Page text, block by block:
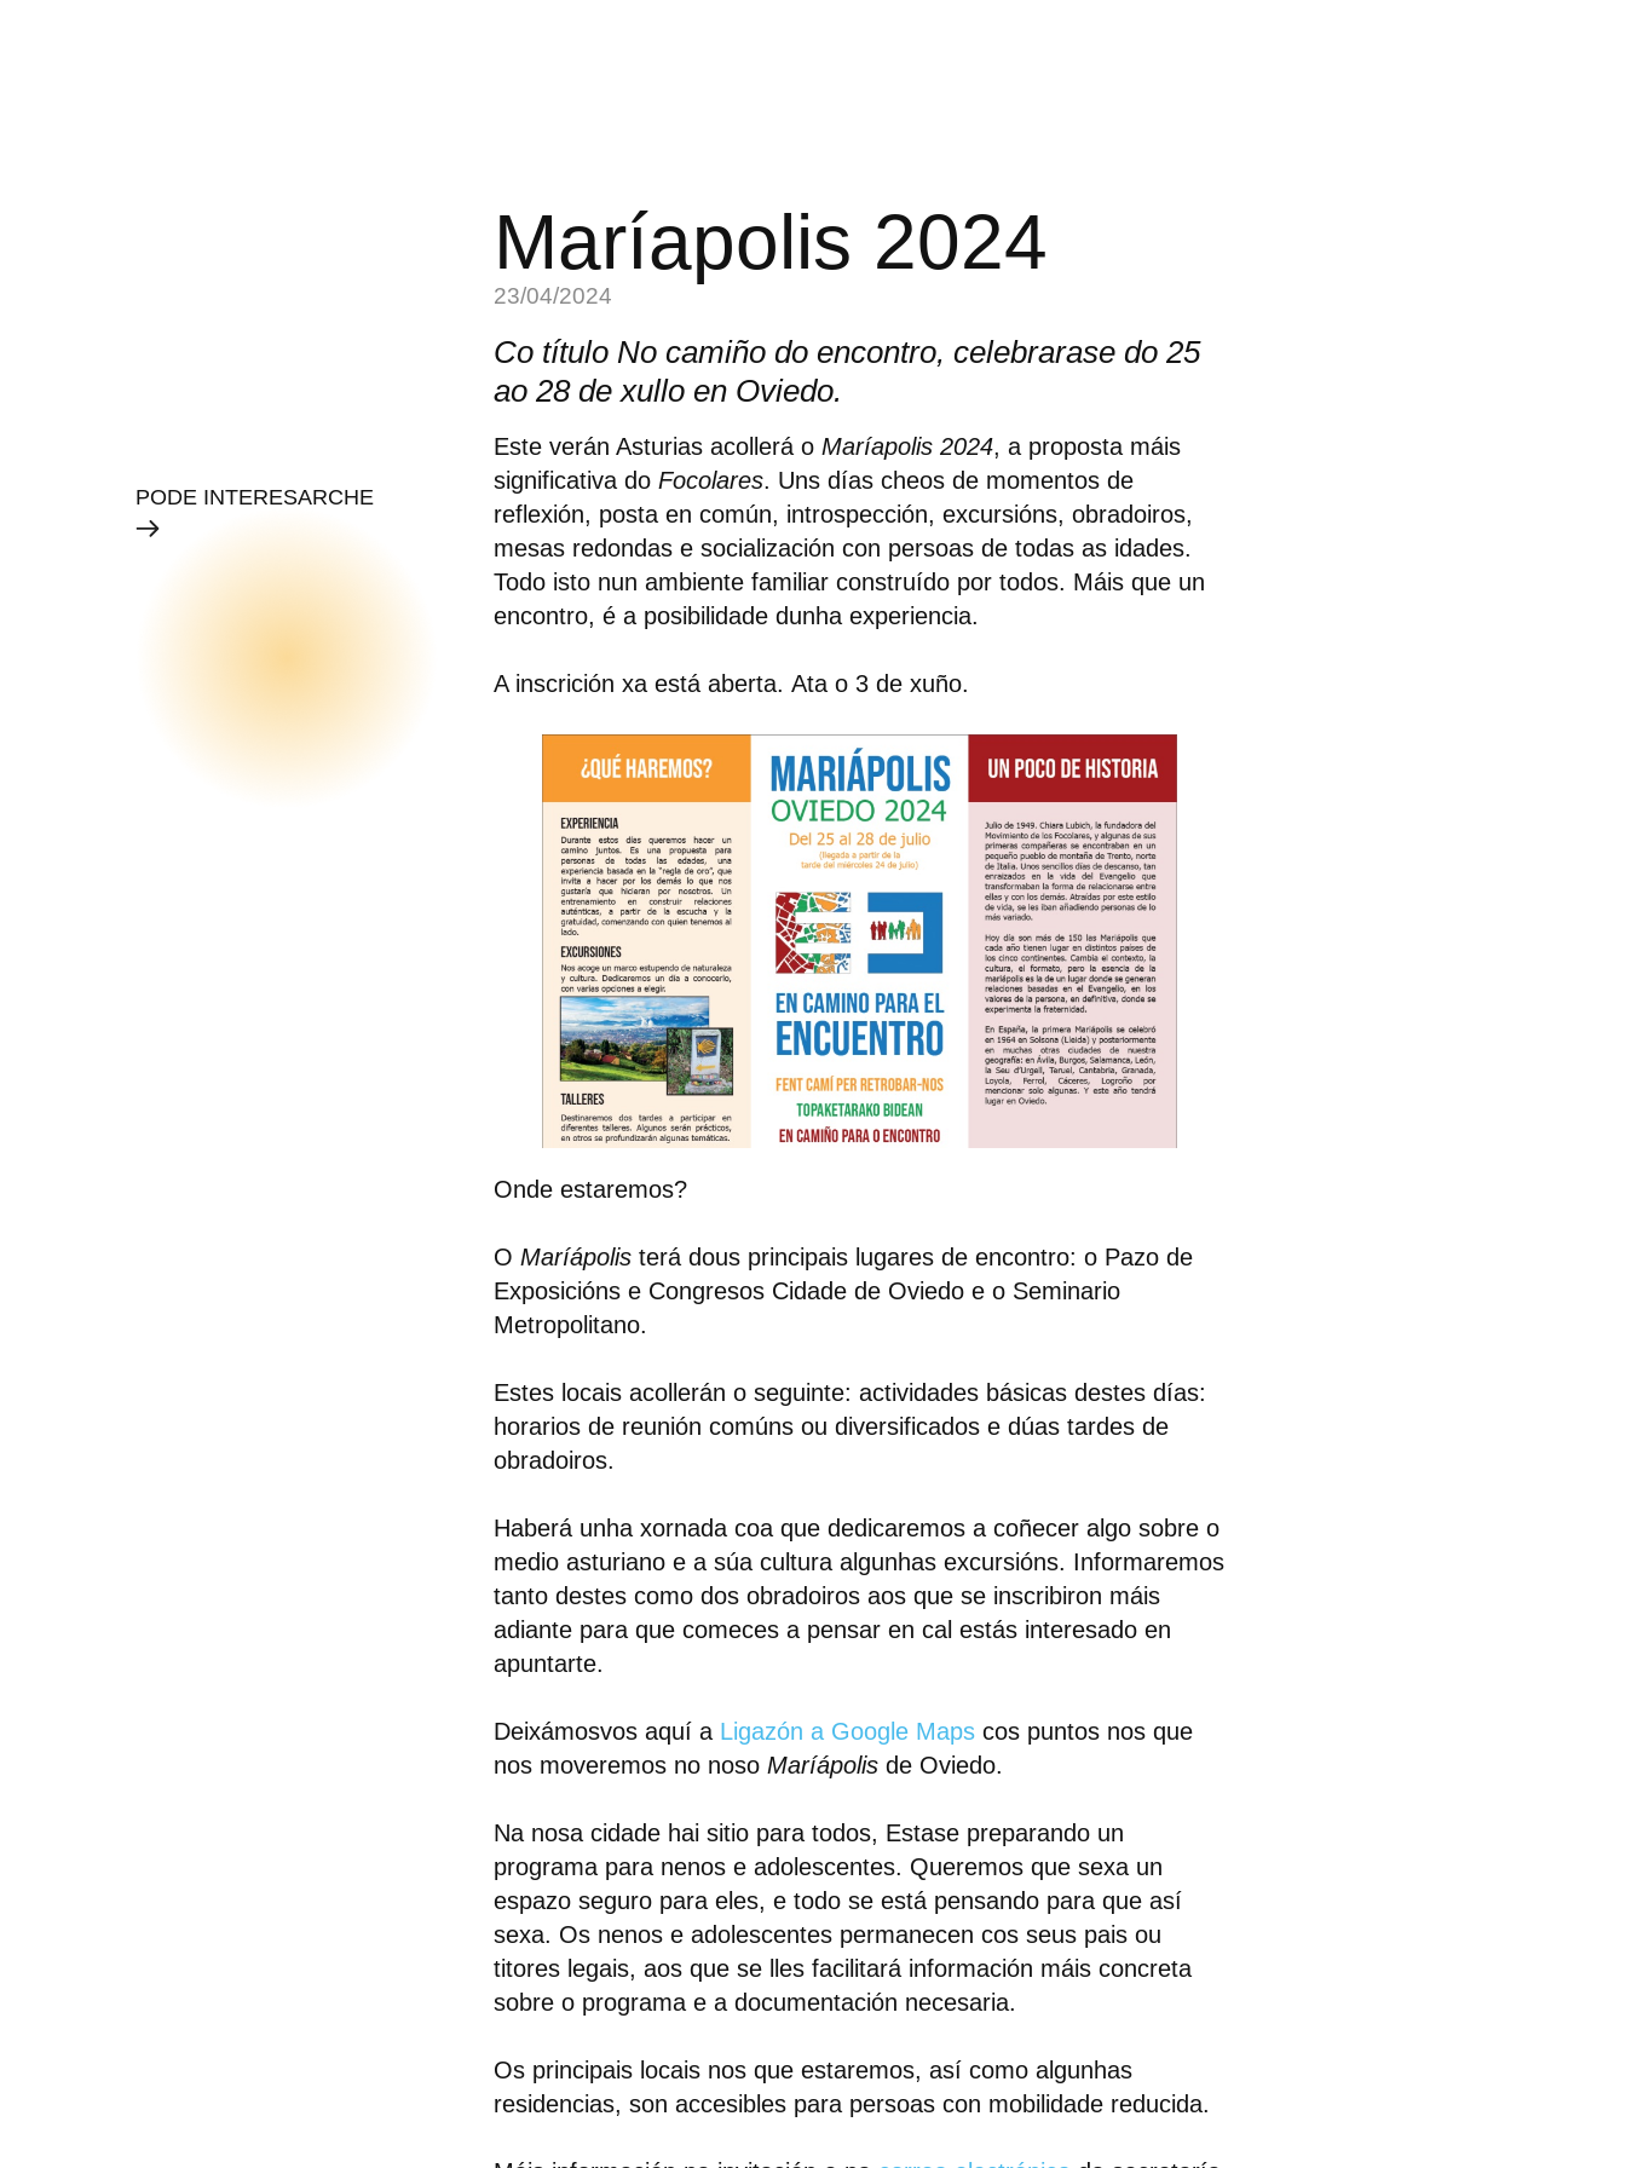
PODE INTERESARCHE
Maríapolis 2024
23/04/2024
Co título No camiño do encontro, celebrarase do 25
ao 28 de xullo en Oviedo.
Este verán Asturias acollerá oMaríapolis 2024, a proposta máis
significativa doFocolares. Uns días cheos de momentos de
reflexión, posta en común, introspección, excursións, obradoiros,
mesas redondas e socialización con persoas de todas as idades.
Todo isto nun ambiente familiar construído por todos. Máis que un
encontro, é a posibilidade dunha experiencia.
A inscrición xa está aberta. Ata o 3 de xuño.
Onde estaremos?
OMaríápolis terádous principais lugares de encontro: o Pazo de
Exposicións e Congresos Cidade de Oviedo e o Seminario
Metropolitano.
Estes locais acollerán o seguinte: actividades básicas destes días:
horarios de reunión comúns ou diversificados e dúas tardes de
obradoiros.
Haberá unha xornada coa que dedicaremos a coñecer algo sobre o
medio asturiano e a súa culturaalgunhas excursións. Informaremos
tanto destes como dos obradoiros aos que se inscribiron máis
adiante para que comeces a pensar en cal estás interesado en
apuntarte.
Deixámosvos aquí a Ligazón a Google Maps cos puntos nos que
nos moveremos no nosoMaríápolis de Oviedo.
Na nosa cidade hai sitio para todos, Estase preparando un
programa para nenos e adolescentes. Queremos que sexa un
espazo seguro para eles, e todo se está pensando para que así
sexa. Os nenos e adolescentes permanecen cos seus pais ou
titores legais, aos que se lles facilitará información máis concreta
sobre o programa e a documentación necesaria.
Os principais locais nos que estaremos, así como algunhas
residencias, son accesibles para persoas con mobilidade reducida.